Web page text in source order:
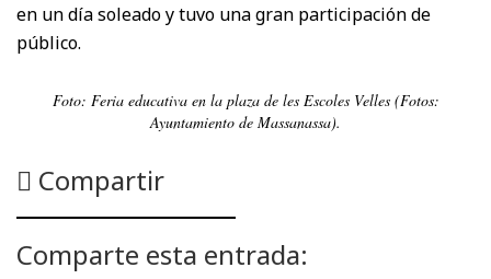
en un día soleado y tuvo una gran participación de
público.
Foto: Feria educativa en la plaza de les Escoles Velles (Fotos:
Ayuntamiento de Massanassa).
Compartir
Comparte esta entrada: